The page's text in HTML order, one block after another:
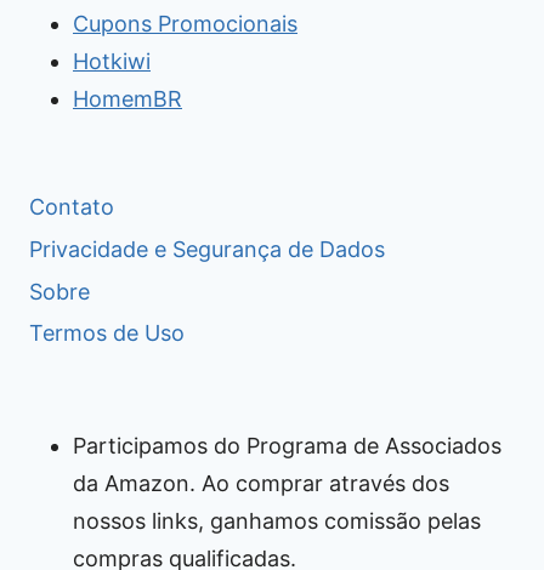
Cupons Promocionais
Hotkiwi
HomemBR
Contato
Privacidade e Segurança de Dados
Sobre
Termos de Uso
Participamos do Programa de Associados
da Amazon. Ao comprar através dos
nossos links, ganhamos comissão pelas
compras qualificadas.